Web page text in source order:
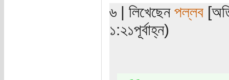
৬ | লিখেছেন পল্লব
১:২১পূর্বাহ্ন)